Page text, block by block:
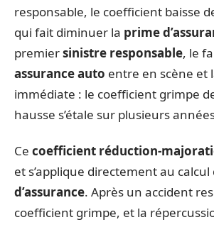
responsable, le coefficient baisse
qui fait diminuer la prime
premiersinistre responsable, le
assurance auto entre en scène et
immédiate : le coefficient grimpe
hausse s’étale sur plusieurs
Ce coefficient réduction-
et s’applique directement au calcul
d’assurance. Après un accident
coefficient grimpe, et la